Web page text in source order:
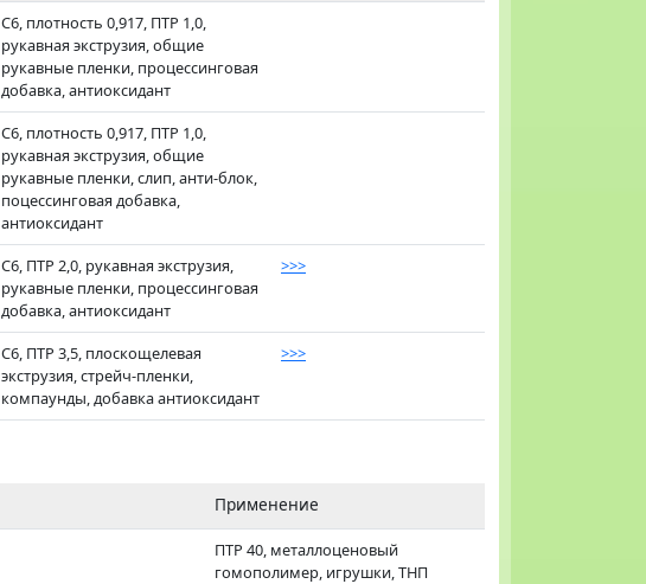
C6, плотность 0,917, ПТР 1,0,
рукавная экструзия, общие
рукавные пленки, процессинговая
добавка, антиоксидант
C6, плотность 0,917, ПТР 1,0,
рукавная экструзия, общие
рукавные пленки, слип, анти-блок,
поцессинговая добавка,
антиоксидант
C6, ПТР 2,0, рукавная экструзия,
рукавные пленки, процессинговая
добавка, антиоксидант
>>>
C6, ПТР 3,5, плоскощелевая
экструзия, стрейч-пленки,
компаунды, добавка антиоксидант
>>>
Применение
ПТР 40, металлоценовый
гомополимер, игрушки, ТНП